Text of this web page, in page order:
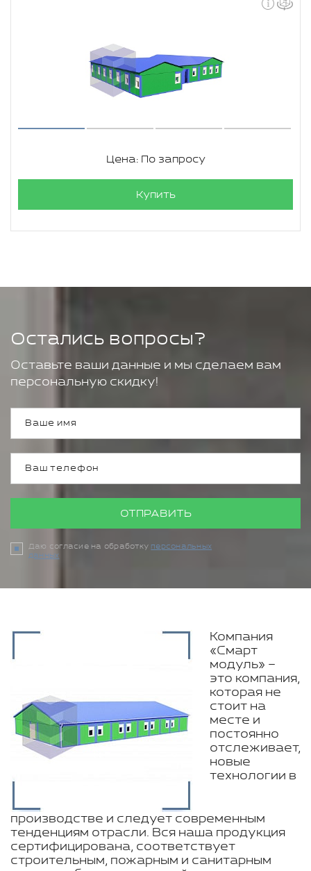
Цена: По запросу
Купить
Остались вопросы?
Оставьте ваши данные и мы сделаем вам
персональную скидку!
ОТПРАВИТЬ
Даю согласие на обработку персональных
данных
Компания
«Смарт
модуль» –
это компания,
которая не
стоит на
месте и
постоянно
отслеживает,
новые
технологии в
производстве и следует современным
тенденциям отрасли. Вся наша продукция
сертифицирована, соответствует
строительным, пожарным и санитарным